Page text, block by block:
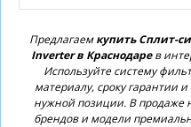
Предлагаемкупить Сплит-система
Inverter в Краснодарев
Используйте систему
материалу, сроку гарантии
нужной позиции. В продаже
брендов и модели